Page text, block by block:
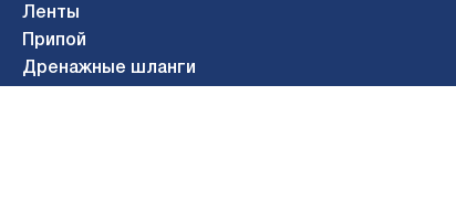
Ленты
Припой
Дренажные шланги